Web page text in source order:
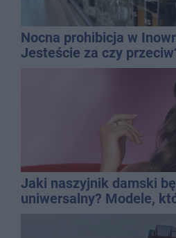
Nocna prohibicja w
Jesteście za czy
Jaki naszyjnik damski
uniwersalny? Modele,
wielu stylizacji